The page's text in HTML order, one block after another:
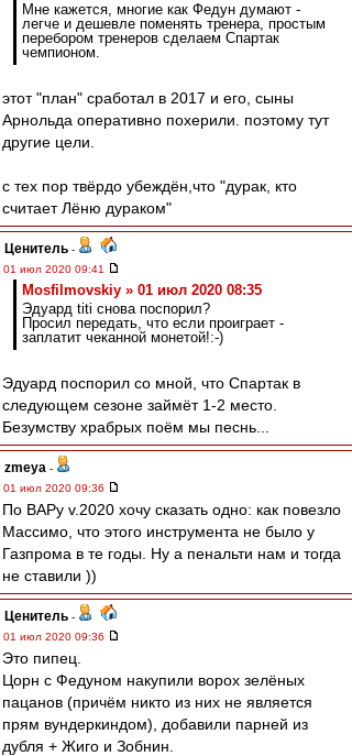
Мне кажется, многие как Федун думают -
легче и дешевле поменять тренера, простым
перебором тренеров сделаем Спартак
чемпионом.
этот "план" сработал в 2017 и его, сыны
Арнольда оперативно похерили. поэтому тут
другие цели.
с тех пор твёрдо убеждён,что "дурак, кто
считает Лёню дураком"
Ценитель -
01 июл 2020 09:41
Mosfilmovskiy » 01 июл 2020 08:35
Эдуард titi снова поспорил?
Просил передать, что если проиграет -
заплатит чеканной монетой!:-)
Эдуард поспорил со мной, что Спартак в
следующем сезоне займёт 1-2 место.
Безумству храбрых поём мы песнь...
zmeya -
01 июл 2020 09:36
По ВАРу v.2020 хочу сказать одно: как повезло
Массимо, что этого инструмента не было у
Газпрома в те годы. Ну а пенальти нам и тогда
не ставили ))
Ценитель -
01 июл 2020 09:36
Это пипец.
Цорн с Федуном накупили ворох зелёных
пацанов (причём никто из них не является
прям вундеркиндом), добавили парней из
дубля + Жиго и Зобнин.